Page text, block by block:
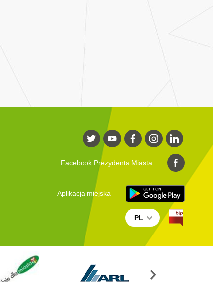
Facebook Prezydenta Miasta
Aplikacja miejska
PL